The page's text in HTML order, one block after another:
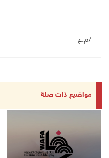
ــــ
/م.ع
مواضيع ذات صلة